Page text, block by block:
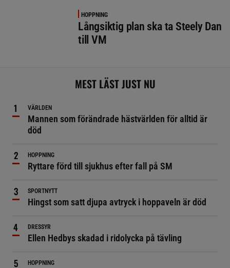
HOPPNING
Långsiktig plan ska ta Steely Dan
till VM
MEST LÄST JUST NU
VÄRLDEN
Mannen som förändrade hästvärlden för alltid är
död
HOPPNING
Ryttare förd till sjukhus efter fall på SM
SPORTNYTT
Hingst som satt djupa avtryck i hoppaveln är död
DRESSYR
Ellen Hedbys skadad i ridolycka på tävling
HOPPNING